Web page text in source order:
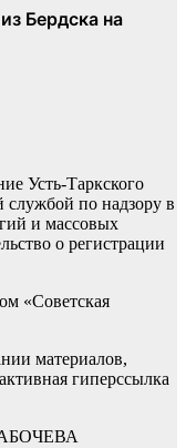
Усть-Таркского
службой по надзору в
и массовых
о регистрации
«Советская
материалов,
гиперссылка